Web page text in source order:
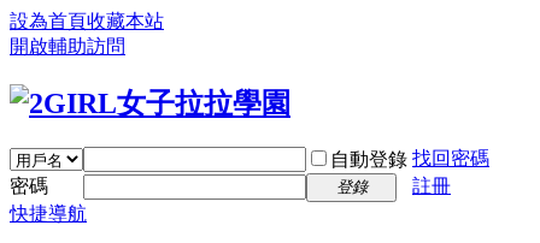
設為首頁收藏本站
開啟輔助訪問
自動登錄 找回密碼
密碼
登錄
註冊
快捷導航